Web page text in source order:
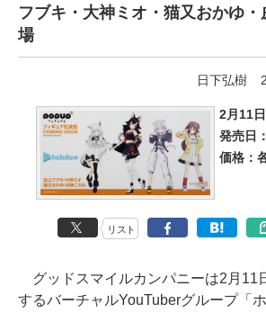
フブキ・大神ミオ・猫又おかゆ
場
日下弘樹
2月11
発売日
価格：
リスト
グッドスマイルカンパニーは2月11
するバーチャルYouTuberグループ「